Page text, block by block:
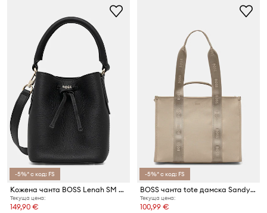
-5%* с код: FS
Кожена чанта BOSS Lenah SM Bucket
Текуща цена:
149,90 €
-5%* с код: FS
BOSS чанта tote дамска Sandy Tote C
Текуща цена:
100,99 €